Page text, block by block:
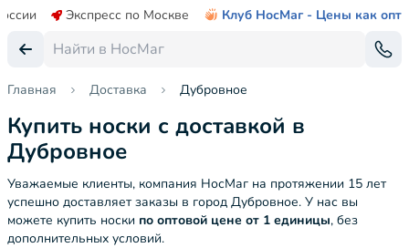
Экспресс по Москве Клуб НосМаг - Цены как опт
Главная Доставка Дубровное
Купить носки с доставкой в
Дубровное
Уважаемые клиенты, компания НосМаг на протяжении 15 лет
успешно доставляет заказы в город Дубровное. У нас вы
можете купить носки по оптовой цене от 1 единицы, без
дополнительных условий.